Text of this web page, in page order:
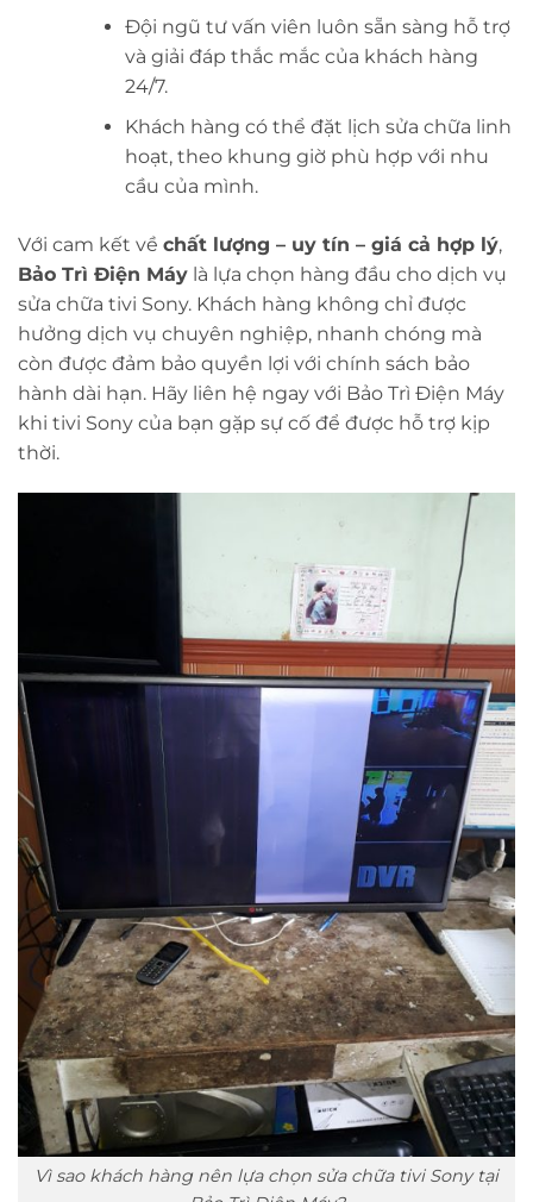
Đội ngũ tư vấn viên luôn sẵn sàng hỗ trợ
và giải đáp thắc mắc của khách hàng
24/7.
Khách hàng có thể đặt lịch sửa chữa linh
hoạt, theo khung giờ phù hợp với nhu
cầu của mình.
Với cam kết về chất lượng – uy tín – giá cả hợp lý,
Bảo Trì Điện Máy là lựa chọn hàng đầu cho dịch vụ
sửa chữa tivi Sony. Khách hàng không chỉ được
hưởng dịch vụ chuyên nghiệp, nhanh chóng mà
còn được đảm bảo quyền lợi với chính sách bảo
hành dài hạn. Hãy liên hệ ngay với Bảo Trì Điện Máy
khi tivi Sony của bạn gặp sự cố để được hỗ trợ kịp
thời.
Vì sao khách hàng nên lựa chọn sửa chữa tivi Sony tại